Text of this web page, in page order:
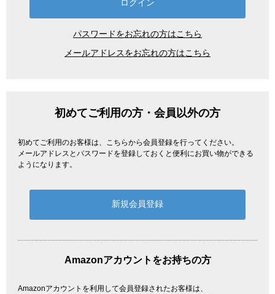
パスワードをお忘れの方はこちら
メールアドレスをお忘れの方はこちら
初めてご利用の方・会員以外の方
初めてご利用のお客様は、こちらから会員登録を行ってください。
メールアドレスとパスワードを登録しておくと便利にお買い物ができる
ようになります。
Amazonアカウントをお持ちの方
Amazonアカウントを利用して会員登録されたお客様は、